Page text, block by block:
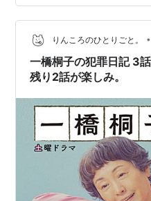
たかって、 「相手が報わ
う"親"と"子"それぞれの視
現実が思うように上手く行
る榎本（長澤樹）が、 お
（松坂慶子）に持ちかけた
りんころのひとりごと。 •
一橋桐子の犯罪日記 3
残り2話が楽しみ。